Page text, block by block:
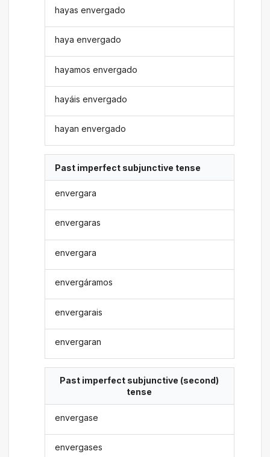
hayas envergado
haya envergado
hayamos envergado
hayáis envergado
hayan envergado
Past imperfect subjunctive tense
envergara
envergaras
envergara
envergáramos
envergarais
envergaran
Past imperfect subjunctive (second)
tense
envergase
envergases